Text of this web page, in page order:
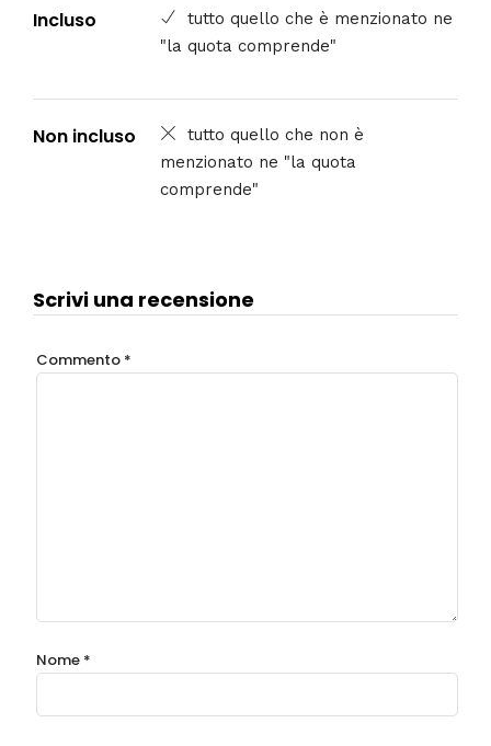
Incluso
tutto quello che è menzionato ne
"la quota comprende"
Non incluso
tutto quello che non è
menzionato ne "la quota
comprende"
Scrivi una recensione
Commento *
Nome *